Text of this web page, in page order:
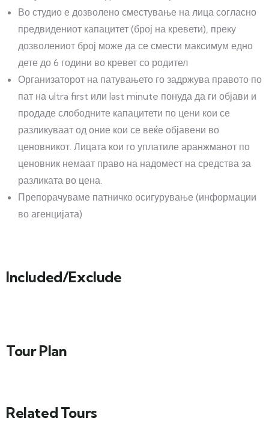
Во студио е дозволено сместување на лица согласно
предвидениот капацитет (број на кревети), преку
дозволениот број може да се смести максимум едно
дете до 6 години во кревет со родител
Организаторот на патувањето го задржува правото по
пат на ultra first или last minute понуда да ги објави и
продаде слободните капацитети по цени кои се
разликуваат од оние кои се веќе објавени во
ценовникот. Лицата кои го уплатиле аранжманот по
ценовник немаат право на надомест на средства за
разликата во цена.
Препорачуваме патничко осигурување (информации
во агенцијата)
Included/Exclude
Tour Plan
Related Tours